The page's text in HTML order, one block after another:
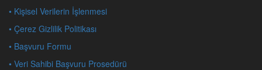
• Kişisel Verilerin İşlenmesi
• Çerez Gizlilik Politikası
• Başvuru Formu
• Veri Sahibi Başvuru Prosedürü